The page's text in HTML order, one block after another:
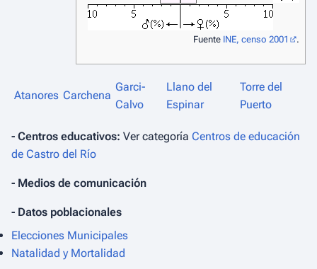
Fuente INE, censo 2001 .
Atanores Carchena
Garci-
Calvo
Llano del
Espinar
Torre del
Puerto
- Centros educativos: Ver categoría Centros de educación
de Castro del Río
- Medios de comunicación
- Datos poblacionales
Elecciones Municipales
Natalidad y Mortalidad